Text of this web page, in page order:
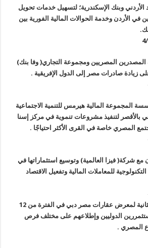
الأردني وبنك الإسكندرية؛ لتسهيل خدمات تحويل
في الأردن وخدمة الحوالات المالية الفورية بين
المصريين ومجموعة التجاري( وفا بنك)
زيادة صادرات مصر إلى الدول الإفريقية .
المجموعة المالية هيرمس للتنمية الاجتماعية
لتنفيذ مشروعات تنموية في مركز إسنا
المصري خاصة في القرى الأكثر احتياجًا .
مع شركة( فيزا العالمية) وتوسيع استثماراتها في
للمعاملات المالية وتفعيل الاقتصاد
• إطلاق فعاليات الدورة الثانية لمعرض عقارات مصر دبي في الفترة من 12
المستثمررين الدوليين وإطلاعهم على مختلف فرص
المصري .